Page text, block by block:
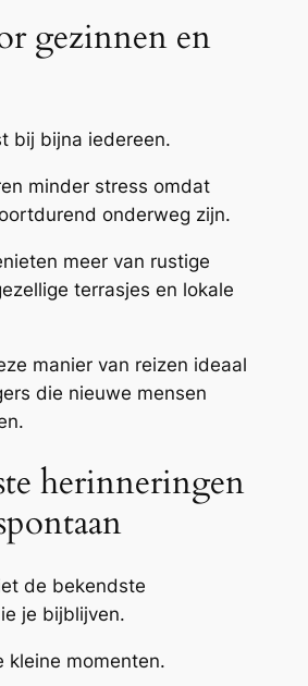
gezinnen en
bij bijna iedereen.
minder stress omdat
onderweg zijn.
meer van rustige
terrasjes en lokale
manier van reizen ideaal
die nieuwe mensen
herinneringen
de bekendste
je bijblijven.
kleine momenten.